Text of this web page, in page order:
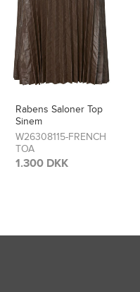
rabens Saloner
Nederdel Simonia
W26308114-FRENCH
TOA
2.150 DKK